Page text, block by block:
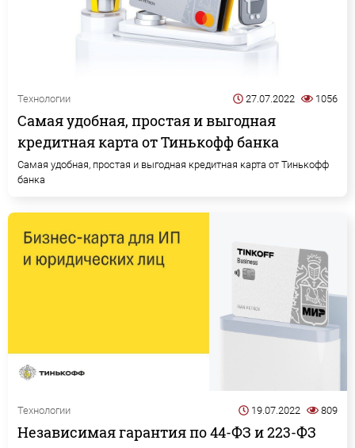
Технологии 27.07.2022 1056
Самая удобная, простая и выгодная
кредитная карта от Тинькофф банка
Самая удобная, простая и выгодная кредитная карта от Тинькофф
банка
Технологии 19.07.2022 809
Независимая гарантия по 44-ФЗ и 223-ФЗ